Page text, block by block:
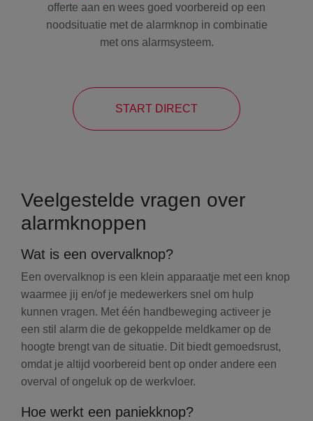
offerte aan en wees goed voorbereid op een
noodsituatie met de alarmknop in combinatie
met ons alarmsysteem.
START DIRECT
Veelgestelde vragen over
alarmknoppen
Wat is een overvalknop?
Een overvalknop is een klein apparaatje met een knop
waarmee jij en/of je medewerkers snel om hulp
kunnen vragen. Met één handbeweging activeer je
een stil alarm die de gekoppelde meldkamer op de
hoogte brengt van de situatie. Dit biedt gemoedsrust,
omdat je altijd voorbereid bent op onder andere een
overval of ongeluk op de werkvloer.
Hoe werkt een paniekknop?